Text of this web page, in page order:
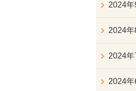
2024年
2024年
2024年
2024年